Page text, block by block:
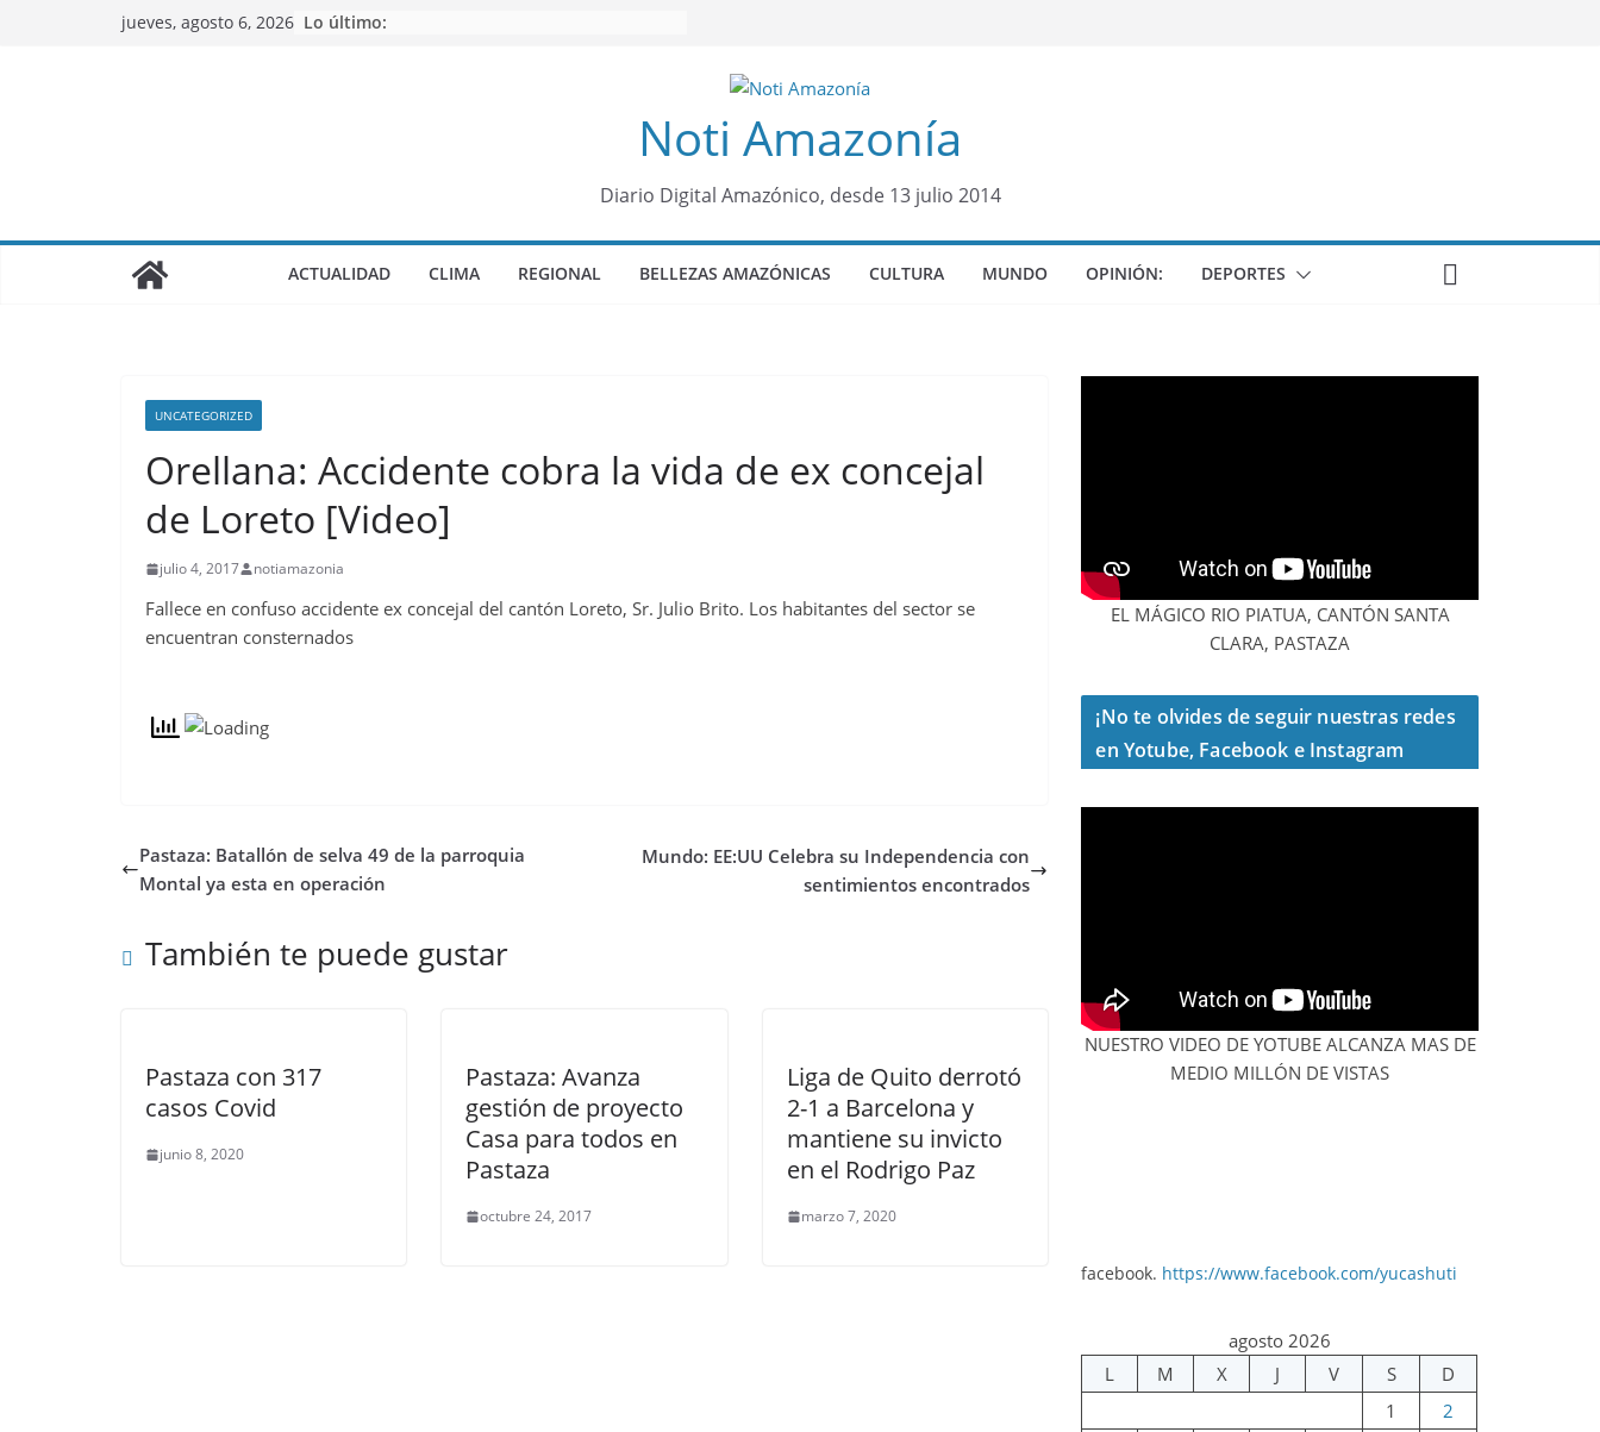
jueves, agosto 6, 2026 Lo último:
Noti Amazonía
Diario Digital Amazónico, desde 13 julio 2014
ACTUALIDAD CLIMA REGIONAL BELLEZAS AMAZÓNICAS CULTURA MUNDO OPINIÓN: DEPORTES
UNCATEGORIZED
Orellana: Accidente cobra la vida de ex concejal
de Loreto [Video]
julio 4, 2017 notiamazonia
Fallece en confuso accidente ex concejal del cantón Loreto, Sr. Julio Brito. Los habitantes del sector se
encuentran consternados
Pastaza: Batallón de selva 49 de la parroquia
Montal ya esta en operación
Mundo: EE:UU Celebra su Independencia con
sentimientos encontrados
También te puede gustar
Pastaza con 317
casos Covid
junio 8, 2020
Pastaza: Avanza
gestión de proyecto
Casa para todos en
Pastaza
octubre 24, 2017
Liga de Quito derrotó
2-1 a Barcelona y
mantiene su invicto
en el Rodrigo Paz
marzo 7, 2020
EL MÁGICO RIO PIATUA, CANTÓN SANTA
CLARA, PASTAZA
¡No te olvides de seguir nuestras redes
en Yotube, Facebook e Instagram
NUESTRO VIDEO DE YOTUBE ALCANZA MAS DE
MEDIO MILLÓN DE VISTAS
facebook. https://www.facebook.com/yucashuti
agosto 2026
L
M X J V S
D
1
2